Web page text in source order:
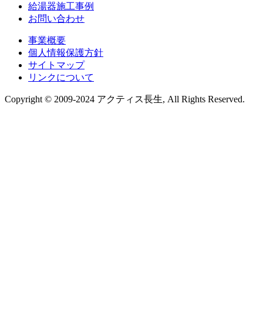
給湯器施工事例
お問い合わせ
事業概要
個人情報保護方針
サイトマップ
リンクについて
Copyright © 2009-2024 アクティス長生, All Rights Reserved.